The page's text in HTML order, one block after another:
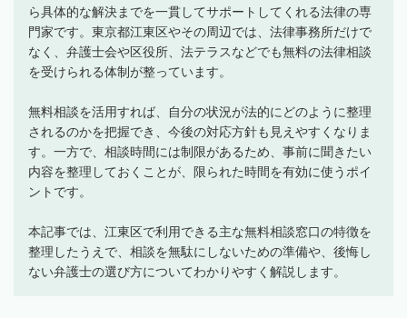
ら具体的な解決までを一貫してサポートしてくれる法律の専
門家です。東京都江東区やその周辺では、法律事務所だけで
なく、弁護士会や区役所、法テラスなどでも無料の法律相談
を受けられる体制が整っています。
無料相談を活用すれば、自分の状況が法的にどのように整理
されるのかを把握でき、今後の対応方針も見えやすくなりま
す。一方で、相談時間には制限があるため、事前に聞きたい
内容を整理しておくことが、限られた時間を有効に使うポイ
ントです。
本記事では、江東区で利用できる主な無料相談窓口の特徴を
整理したうえで、相談を無駄にしないための準備や、後悔し
ない弁護士の選び方についてわかりやすく解説します。